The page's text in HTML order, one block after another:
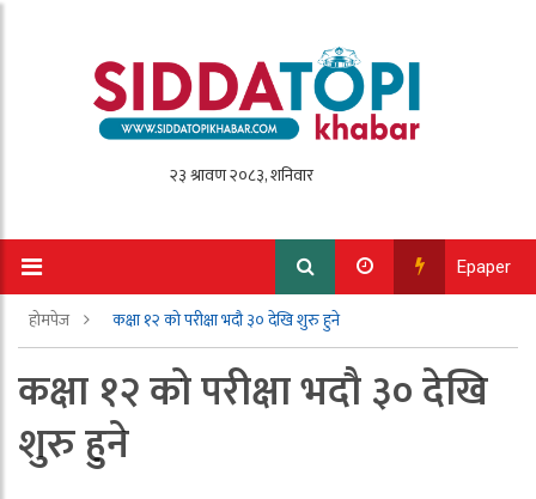
Epaper
होमपेज कक्षा १२ को परीक्षा भदौ ३० देखि शुरु हुने
कक्षा १२ को परीक्षा भदौ ३० देखि
शुरु हुने